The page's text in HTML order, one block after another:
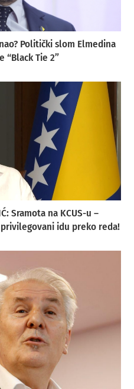
Politički slom Elmedina
“Black Tie 2”
Sramota na KCUS-u –
idu preko reda!